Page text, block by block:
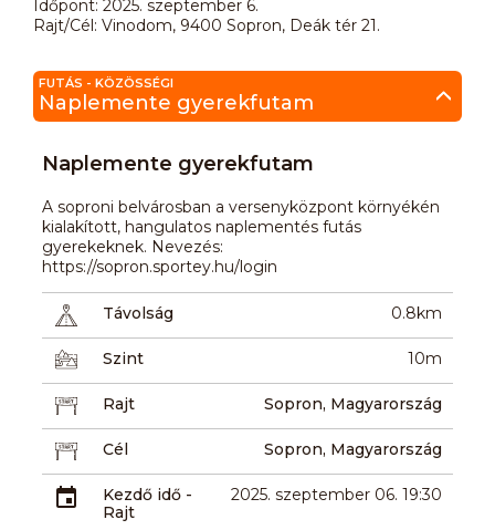
Időpont: 2025. szeptember 6.
Rajt/Cél: Vinodom, 9400 Sopron, Deák tér 21.
FUTÁS - KÖZÖSSÉGI
Naplemente gyerekfutam
Naplemente gyerekfutam
A soproni belvárosban a versenyközpont környékén
kialakított, hangulatos naplementés futás
gyerekeknek. Nevezés:
https://sopron.sportey.hu/login
Távolság 0.8km
Szint 10m
Rajt Sopron, Magyarország
Cél Sopron, Magyarország
Kezdő idő -
Rajt
2025. szeptember 06. 19:30